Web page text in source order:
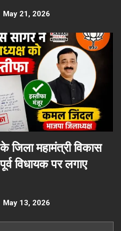
May 21, 2026
जिला महामंत्री विकास
विधायक पर लगाए
May 13, 2026